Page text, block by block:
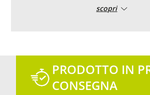
Triplo orlo di rinforzo realizzato
scopri
PRODOTTO IN
CONSEGNA